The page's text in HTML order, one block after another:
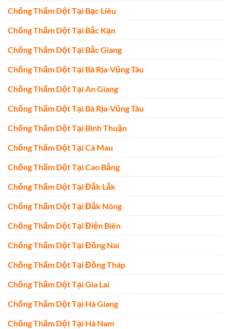
Chống Thấm Dột Tại Bạc Liêu
Chống Thấm Dột Tại Bắc Kạn
Chống Thấm Dột Tại Bắc Giang
Chống Thấm Dột Tại Bà Rịa-Vũng Tàu
Chống Thấm Dột Tại An Giang
Chống Thấm Dột Tại Bà Rịa-Vũng Tàu
Chống Thấm Dột Tại Bình Thuận
Chống Thấm Dột Tại Cà Mau
Chống Thấm Dột Tại Cao Bằng
Chống Thấm Dột Tại Đắk Lắk
Chống Thấm Dột Tại Đắk Nông
Chống Thấm Dột Tại Điện Biên
Chống Thấm Dột Tại Đồng Nai
Chống Thấm Dột Tại Đồng Tháp
Chống Thấm Dột Tại Gia Lai
Chống Thấm Dột Tại Hà Giang
Chống Thấm Dột Tại Hà Nam